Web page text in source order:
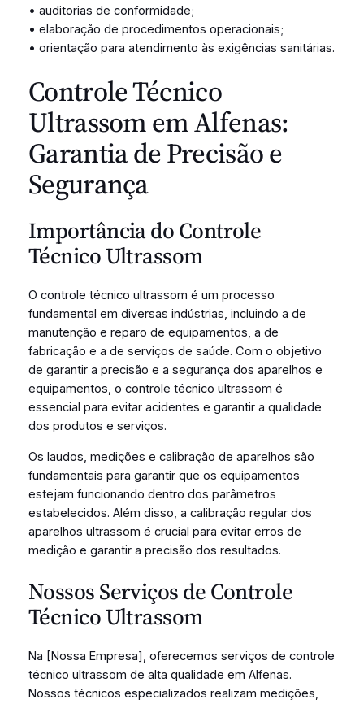
• auditorias de conformidade;
• elaboração de procedimentos operacionais;
• orientação para atendimento às exigências sanitárias.
Controle Técnico
Ultrassom em Alfenas:
Garantia de Precisão e
Segurança
Importância do Controle
Técnico Ultrassom
O controle técnico ultrassom é um processo
fundamental em diversas indústrias, incluindo a de
manutenção e reparo de equipamentos, a de
fabricação e a de serviços de saúde. Com o objetivo
de garantir a precisão e a segurança dos aparelhos e
equipamentos, o controle técnico ultrassom é
essencial para evitar acidentes e garantir a qualidade
dos produtos e serviços.
Os laudos, medições e calibração de aparelhos são
fundamentais para garantir que os equipamentos
estejam funcionando dentro dos parâmetros
estabelecidos. Além disso, a calibração regular dos
aparelhos ultrassom é crucial para evitar erros de
medição e garantir a precisão dos resultados.
Nossos Serviços de Controle
Técnico Ultrassom
Na [Nossa Empresa], oferecemos serviços de controle
técnico ultrassom de alta qualidade em Alfenas.
Nossos técnicos especializados realizam medições,